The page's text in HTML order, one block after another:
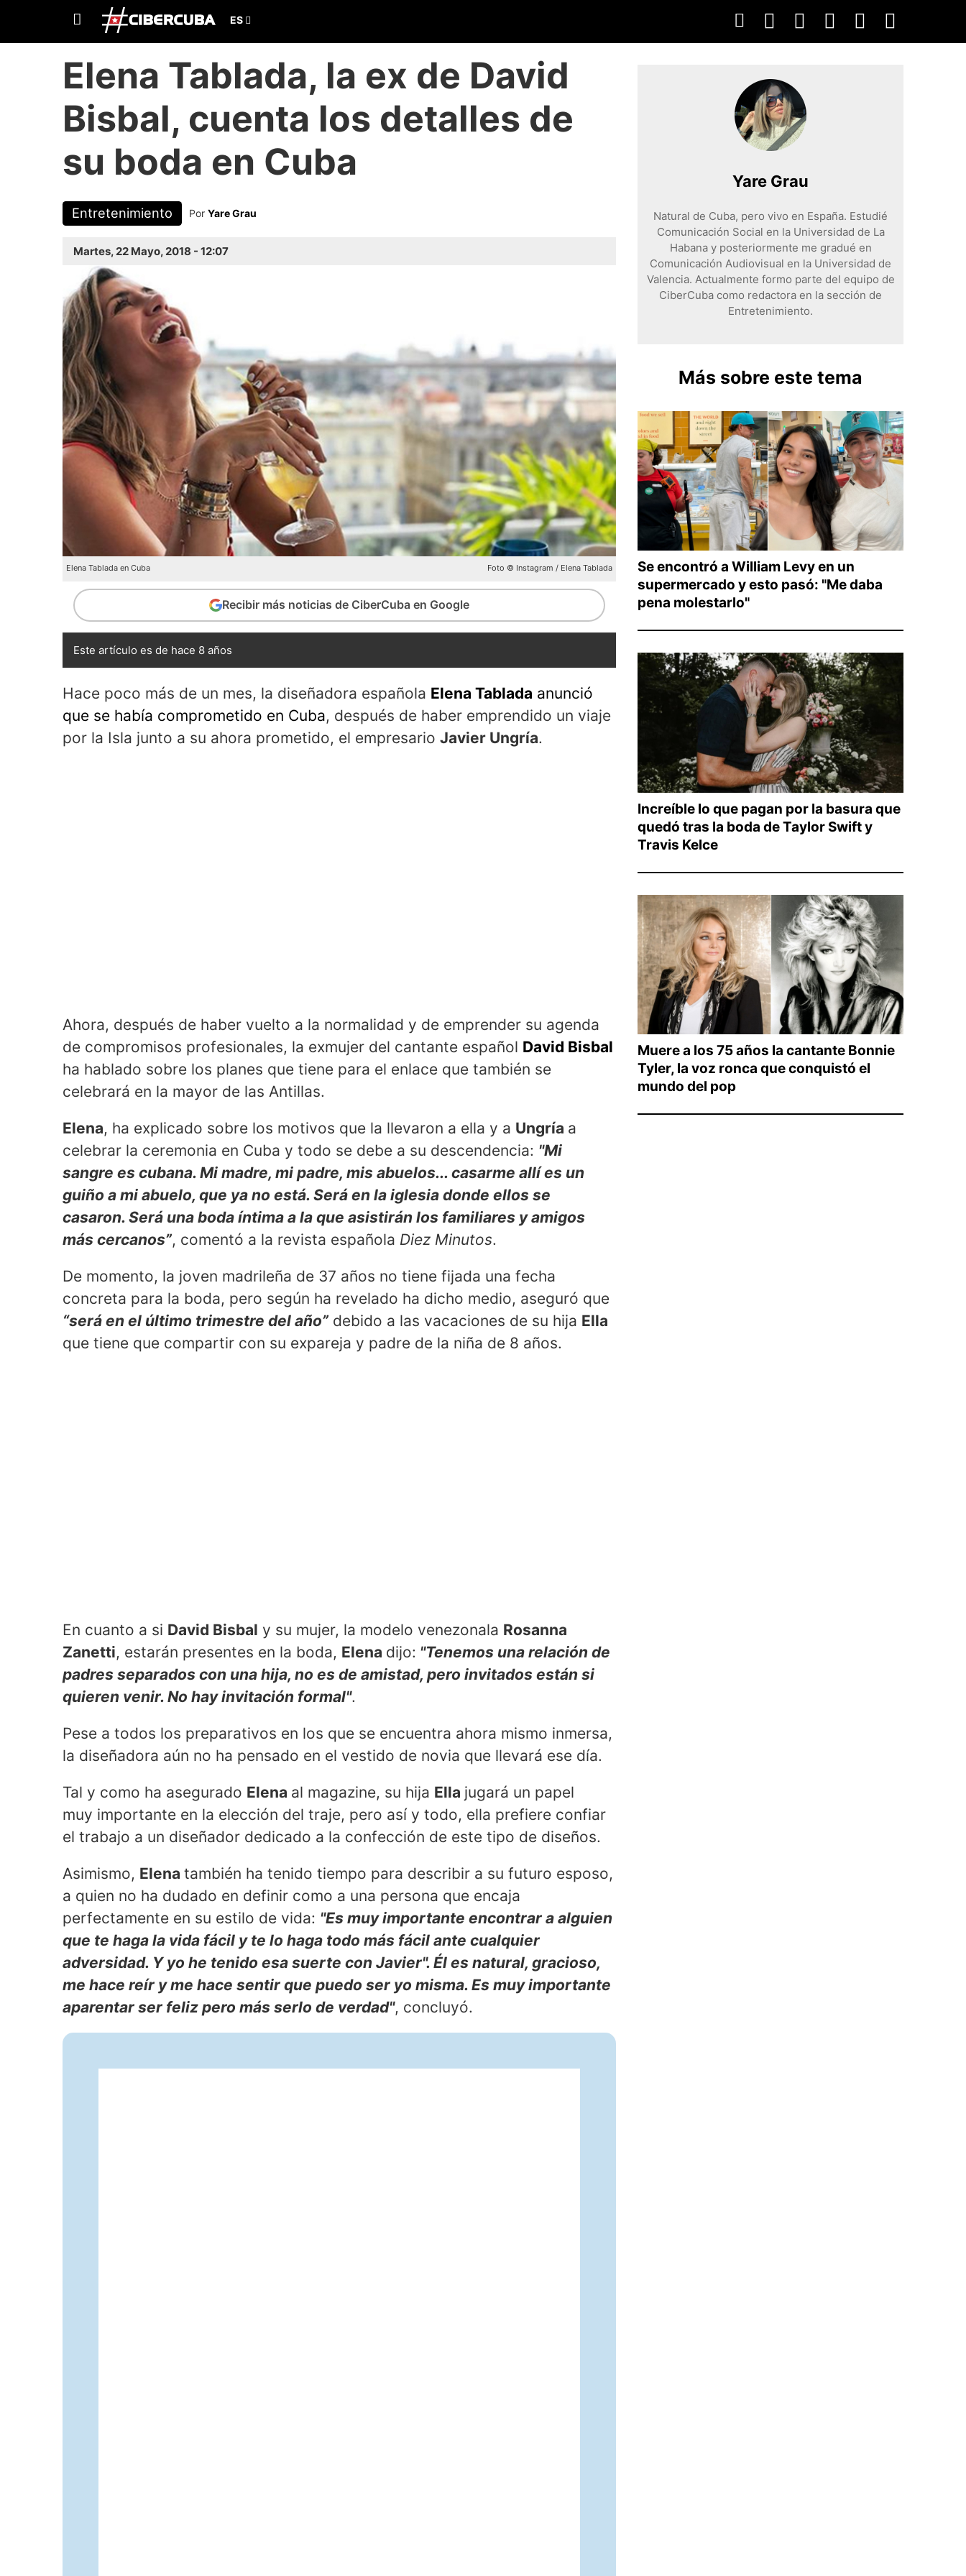
Elena Tablada, la ex de David
Bisbal, cuenta los detalles de
su boda en Cuba
Entretenimiento Por Yare Grau
Martes, 22 Mayo, 2018 - 12:07
Elena Tablada en Cuba Foto © Instagram / Elena Tablada
Recibir más noticias de CiberCuba en Google
Este artículo es de hace 8 años
Hace poco más de un mes, la diseñadora española Elena Tablada anunció
que se había comprometido en Cuba, después de haber emprendido un viaje
por la Isla junto a su ahora prometido, el empresario Javier Ungría.
Ahora, después de haber vuelto a la normalidad y de emprender su agenda
de compromisos profesionales, la exmujer del cantante español David Bisbal
ha hablado sobre los planes que tiene para el enlace que también se
celebrará en la mayor de las Antillas.
Elena, ha explicado sobre los motivos que la llevaron a ella y a Ungría a
celebrar la ceremonia en Cuba y todo se debe a su descendencia: "Mi
sangre es cubana. Mi madre, mi padre, mis abuelos... casarme allí es un
guiño a mi abuelo, que ya no está. Será en la iglesia donde ellos se
casaron. Será una boda íntima a la que asistirán los familiares y amigos
más cercanos”, comentó a la revista española Diez Minutos.
De momento, la joven madrileña de 37 años no tiene fijada una fecha
concreta para la boda, pero según ha revelado ha dicho medio, aseguró que
“será en el último trimestre del año”debido a las vacaciones de su hija Ella
que tiene que compartir con su expareja y padre de la niña de 8 años.
En cuanto a si David Bisbal y su mujer, la modelo venezonala Rosanna
Zanetti, estarán presentes en la boda, Elena dijo: "Tenemos una relación de
padres separados con una hija, no es de amistad, pero invitados están si
quieren venir. No hay invitación formal".
Pese a todos los preparativos en los que se encuentra ahora mismo inmersa,
la diseñadora aún no ha pensado en el vestido de novia que llevará ese día.
Tal y como ha asegurado Elena al magazine, su hija Ella jugará un papel
muy importante en la elección del traje, pero así y todo, ella prefiere confiar
el trabajo a un diseñador dedicado a la confección de este tipo de diseños.
Asimismo, Elena también ha tenido tiempo para describir a su futuro esposo,
a quien no ha dudado en definir como a una persona que encaja
perfectamente en su estilo de vida: "Es muy importante encontrar a alguien
que te haga la vida fácil y te lo haga todo más fácil ante cualquier
adversidad. Y yo he tenido esa suerte con Javier". Él es natural, gracioso,
me hace reír y me hace sentir que puedo ser yo misma. Es muy importante
aparentar ser feliz pero más serlo de verdad", concluyó.
Yare Grau
Natural de Cuba, pero vivo en España. Estudié
Comunicación Social en la Universidad de La
Habana y posteriormente me gradué en
Comunicación Audiovisual en la Universidad de
Valencia. Actualmente formo parte del equipo de
CiberCuba como redactora en la sección de
Entretenimiento.
Más sobre este tema
Se encontró a William Levy en un
supermercado y esto pasó: "Me daba
pena molestarlo"
Increíble lo que pagan por la basura que
quedó tras la boda de Taylor Swift y
Travis Kelce
Muere a los 75 años la cantante Bonnie
Tyler, la voz ronca que conquistó el
mundo del pop